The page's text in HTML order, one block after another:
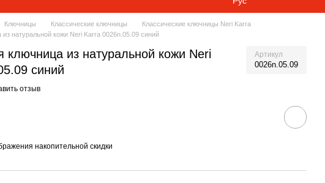
Ключницы Классические ключницы
Классические ключницы Neri Karra
из натуральной кожи Neri Karra 0026n.05.09 синий
ключница из натуральной кожи Neri
синий
Артикул
0026n.05.09
отзыв
накопительной скидки